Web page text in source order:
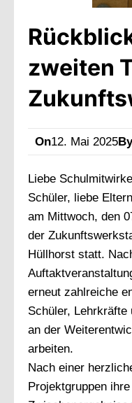
zweiten
On12. Mai 2025By
Liebe
Schüler, liebe
am Mittwoch, den
der
Hüllhorst statt.
erneut zahlreiche
Schüler, Lehrkräfte
an der
arbeiten.
Nach einer
Projektgruppen